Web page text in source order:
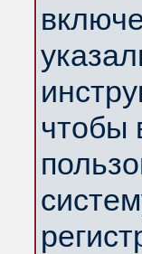
чтобы